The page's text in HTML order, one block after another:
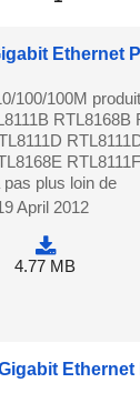
Ethernet
100/100M
RTL8168B
plus loin de
April 2012
4.77 MB